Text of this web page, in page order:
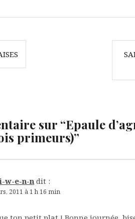
sur “Epaule
primeurs)”
w-e-n-ndit :
2011 à 1 h 16 min